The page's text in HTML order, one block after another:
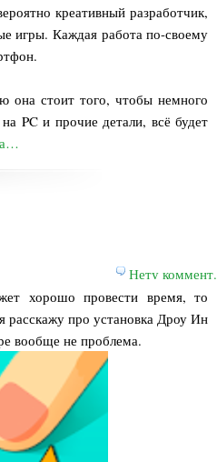
креативный разработчик,
игры. Каждая работа по-своему
она стоит того, чтобы немного
PC и прочие детали, всё будет
Нету коммент.
хорошо провести время, то
расскажу про установка Дроу Ин
вообще не проблема.